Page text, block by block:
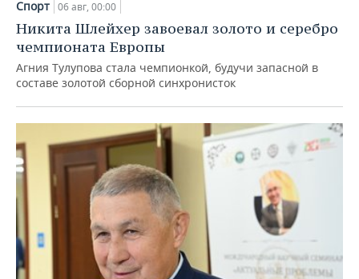
Спорт 06 авг, 00:00
Никита Шлейхер завоевал золото и серебро
чемпионата Европы
Агния Тулупова стала чемпионкой, будучи запасной в
составе золотой сборной синхронисток